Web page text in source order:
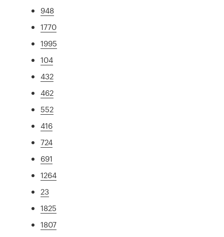
948
1770
1995
104
432
462
552
416
724
691
1264
23
1825
1807